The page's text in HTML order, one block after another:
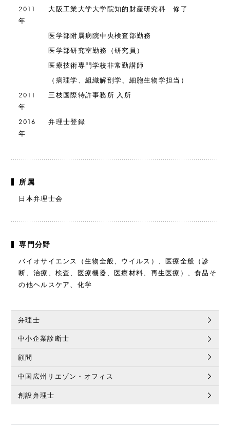
2011
年
大阪工業大学大学院知的財産研究科 修了
医学部附属病院中央検査部勤務
医学部研究室勤務（研究員）
医療技術専門学校非常勤講師
（病理学、組織解剖学、細胞生物学担当）
2011
年
三枝国際特許事務所 入所
2016
年
弁理士登録
所属
日本弁理士会
専門分野
バイオサイエンス（生物全般、ウイルス）、医療全般（診
断、治療、検査、医療機器、医療材料、再生医療）、食品そ
の他ヘルスケア、化学
弁理士
中小企業診断士
顧問
中国広州リエゾン・オフィス
創設弁理士